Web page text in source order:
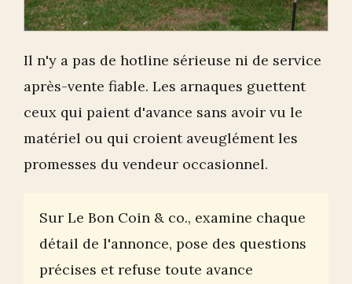
Il n'y a pas de hotline sérieuse ni de service
après-vente fiable. Les arnaques guettent
ceux qui paient d'avance sans avoir vu le
matériel ou qui croient aveuglément les
promesses du vendeur occasionnel.
Sur Le Bon Coin & co., examine chaque
détail de l'annonce, pose des questions
précises et refuse toute avance